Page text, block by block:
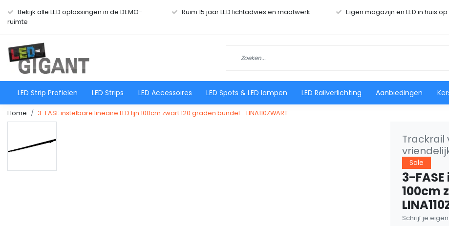
Bekijk alle LED oplossingen in de DEMO-
ruimte
Ruim 15 jaar LED lichtadvies en maatwerk Eigen magazijn en LED in huis
LED Strip Profielen LED Strips LED Accessoires LED Spots & LED lampen LED Railverlichting Aanbiedingen
Home 3-FASE instelbare lineaire LED lijn 100cm zwart 120 graden bundel - LINA110ZWART
Trackrail
Sale
3-
100cm
Schrijf je